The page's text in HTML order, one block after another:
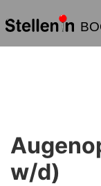
w/d)